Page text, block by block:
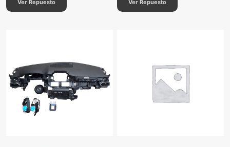
Ver Repuesto Ver Repuesto